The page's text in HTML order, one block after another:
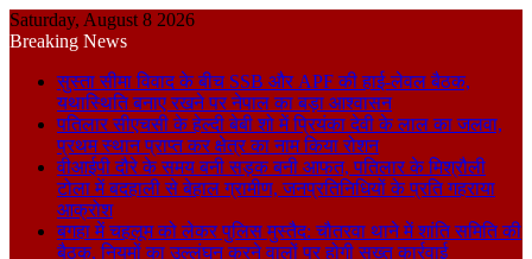
Saturday, August 8 2026
Breaking News
सुस्ता सीमा विवाद के बीच SSB और APF की हाई-लेवल बैठक,
यथास्थिति बनाए रखने पर नेपाल का बड़ा आश्वासन
पतिलार सीएचसी के हेल्दी बेबी शो में प्रियंका देवी के लाल का जलवा,
प्रथम स्थान प्राप्त कर क्षेत्र का नाम किया रोशन
वीआईपी दौरे के समय बनी सड़क बनी आफत, पतिलार के मिश्रौली
टोला में बदहाली से बेहाल ग्रामीण, जनप्रतिनिधियों के प्रति गहराया
आक्रोश
बगहा में चहलूम को लेकर पुलिस मुस्तैद: चौतरवा थाने में शांति समिति की
बैठक, नियमों का उल्लंघन करने वालों पर होगी सख्त कार्रवाई